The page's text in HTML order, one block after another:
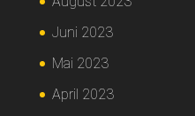
Juni 2023
Mai 2023
April 2023